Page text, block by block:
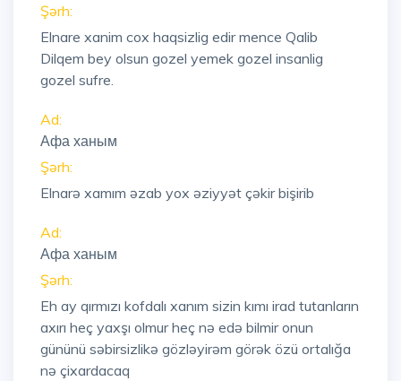
Şərh:
Elnare xanim cox haqsizlig edir mence Qalib
Dilqem bey olsun gozel yemek gozel insanlig
gozel sufre.
Ad:
Афа ханым
Şərh:
Elnarə xamım əzab yox əziyyət çəkir bişirib
Ad:
Афа ханым
Şərh:
Eh ay qırmızı kofdalı xanım sizin kımı irad tutanların
axırı heç yaxşı olmur heç nə edə bilmir onun
gününü səbirsizlikə gözləyirəm görək özü ortalığa
nə çixardacaq